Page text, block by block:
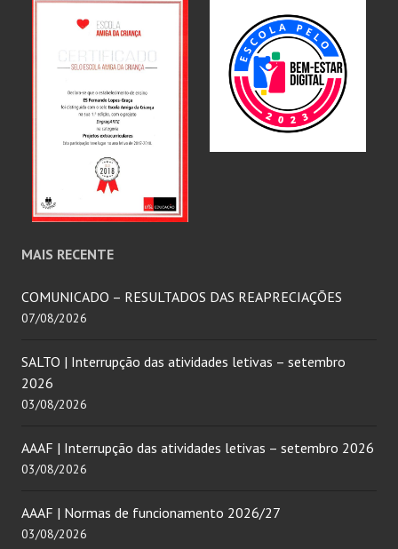
MAIS RECENTE
COMUNICADO – RESULTADOS DAS REAPRECIAÇÕES
07/08/2026
SALTO | Interrupção das atividades letivas – setembro
2026
03/08/2026
AAAF | Interrupção das atividades letivas – setembro 2026
03/08/2026
AAAF | Normas de funcionamento 2026/27
03/08/2026